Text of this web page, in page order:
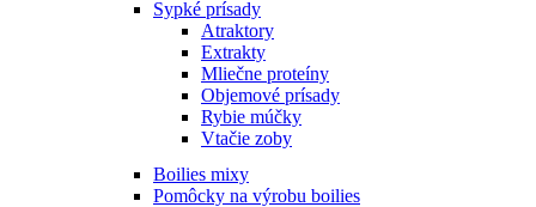
Sypké prísady
Atraktory
Extrakty
Mliečne proteíny
Objemové prísady
Rybie múčky
Vtačie zoby
Boilies mixy
Pomôcky na výrobu boilies